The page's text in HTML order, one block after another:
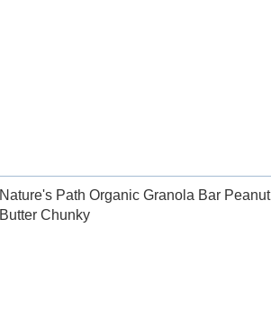
Nature's Path Organic Granola Bar Peanut
Butter Chunky